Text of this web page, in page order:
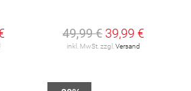
49,99 € 39,99 €
inkl. MwSt. zzgl. Versand